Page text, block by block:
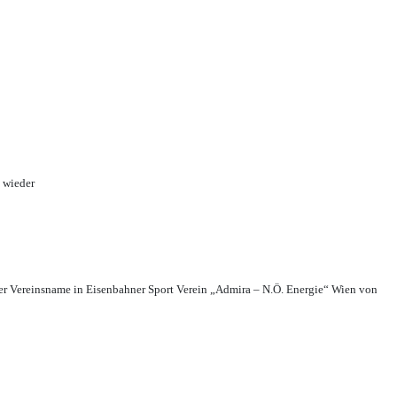
wieder
Vereinsname in Eisenbahner Sport Verein „Admira – N.Ö. Energie“ Wien von